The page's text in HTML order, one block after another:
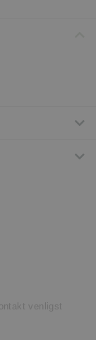
venligst